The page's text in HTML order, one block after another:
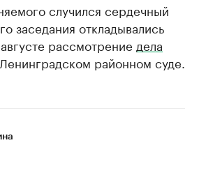
случился сердечный
заседания откладывались
рассмотрение дела
районном суде.